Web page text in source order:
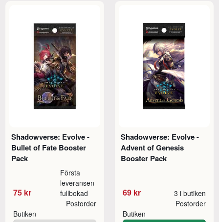
Shadowverse: Evolve -
Bullet of Fate Booster
Pack
75 kr
Första
leveransen
fullbokad
Butiken
Postorder
Shadowverse: Evolve -
Advent of Genesis
Booster Pack
69 kr 3 i butiken
Butiken
Postorder